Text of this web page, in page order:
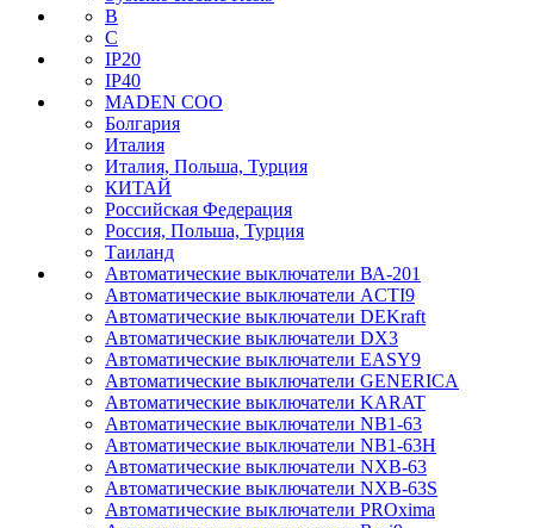
B
C
IP20
IP40
MADEN COO
Болгария
Италия
Италия, Польша, Турция
КИТАЙ
Российская Федерация
Россия, Польша, Турция
Таиланд
Автоматические выключатели ВА-201
Автоматические выключатели ACTI9
Автоматические выключатели DEKraft
Автоматические выключатели DX3
Автоматические выключатели EASY9
Автоматические выключатели GENERICA
Автоматические выключатели KARAT
Автоматические выключатели NB1-63
Автоматические выключатели NB1-63H
Автоматические выключатели NXB-63
Автоматические выключатели NXB-63S
Автоматические выключатели PROxima